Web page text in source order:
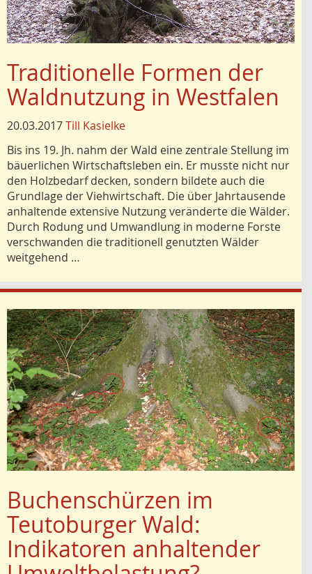
Traditionelle Formen der
Waldnutzung in Westfalen
20.03.2017Till Kasielke
Bis ins 19. Jh. nahm der Wald eine zentrale Stellung im
bäuerlichen Wirtschaftsleben ein. Er musste nicht nur
den Holzbedarf decken, sondern bildete auch die
Grundlage der Viehwirtschaft. Die über Jahrtausende
anhaltende extensive Nutzung veränderte die Wälder.
Durch Rodung und Umwandlung in moderne Forste
verschwanden die traditionell genutzten Wälder
weitgehend …
Buchenschürzen im
Teutoburger Wald:
Indikatoren anhaltender